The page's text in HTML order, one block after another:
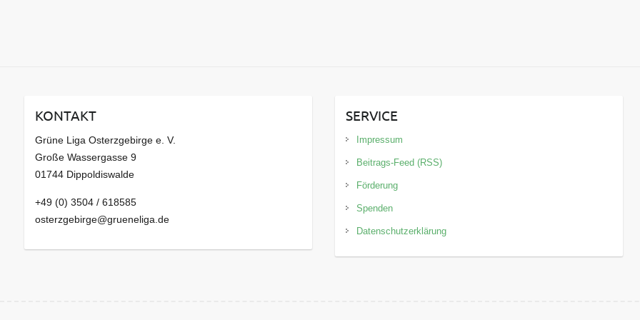
KONTAKT
Grüne Liga Osterzgebirge e. V.
Große Wassergasse 9
01744 Dippoldiswalde
+49 (0) 3504 / 618585
osterzgebirge@grueneliga.de
SERVICE
Impressum
Beitrags-Feed (RSS)
Förderung
Spenden
Datenschutzerklärung